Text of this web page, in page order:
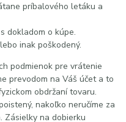
príbalového letáku a
dokladom o kúpe.
inak poškodený.
podmienok pre vrátenie
prevodom na Váš účet a to
obdržaní tovaru.
nakoľko neručíme za
Zásielky na dobierku